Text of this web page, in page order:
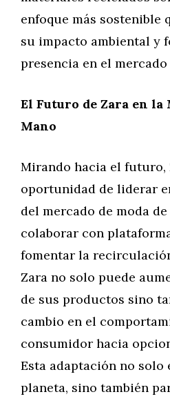
enfoque más sostenible
su impacto ambiental y
presencia en el
El Futuro de Zara en la
Mano
Mirando hacia el futuro,
oportunidad de liderar
del mercado de moda
colaborar con
fomentar la
Zara no solo puede
de sus productos sino
cambio en el
consumidor hacia
Esta adaptación no solo
planeta, sino también